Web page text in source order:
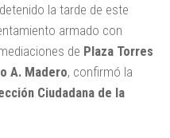
la tarde de este
armado con
de Plaza Torres
A. Madero, confirmó la
Ciudadana de la